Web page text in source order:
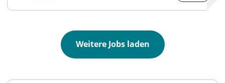
Weitere Jobs laden